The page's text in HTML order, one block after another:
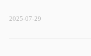
2025-07-29